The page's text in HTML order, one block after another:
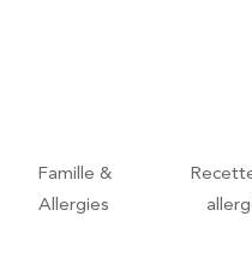
Famille &
Allergies